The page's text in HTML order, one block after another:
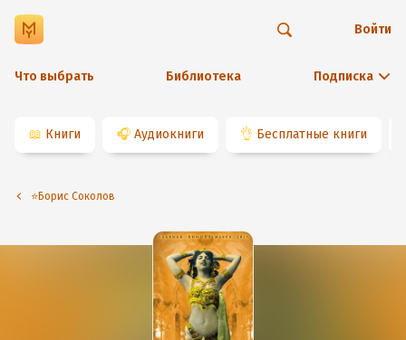
Что выбрать Библиотека Подписка
Войти
📖 Книги 🎧 Аудиокниги 👌 Бесплатные книги
⭐️Борис Соколов